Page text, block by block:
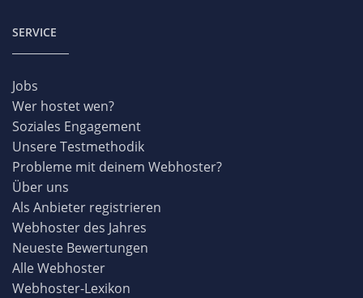
SERVICE
Jobs
Wer hostet wen?
Soziales Engagement
Unsere Testmethodik
Probleme mit deinem Webhoster?
Über uns
Als Anbieter registrieren
Webhoster des Jahres
Neueste Bewertungen
Alle Webhoster
Webhoster-Lexikon